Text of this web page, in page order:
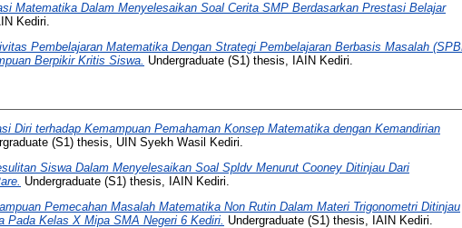
Matematika Dalam Menyelesaikan Soal Cerita SMP Berdasarkan Prestasi Belajar
Kediri.
Pembelajaran Matematika Dengan Strategi Pembelajaran Berbasis Masalah
Berpikir Kritis Siswa. Undergraduate (S1) thesis, IAIN Kediri.
Diri terhadap Kemampuan Pemahaman Konsep Matematika dengan Kemandirian
(S1) thesis, UIN Syekh Wasil Kediri.
Siswa Dalam Menyelesaikan Soal Spldv Menurut Cooney Ditinjau Dari
Undergraduate (S1) thesis, IAIN Kediri.
Pemecahan Masalah Matematika Non Rutin Dalam Materi Trigonometri Ditinjau
Kelas X Mipa SMA Negeri 6 Kediri. Undergraduate (S1) thesis, IAIN Kediri.